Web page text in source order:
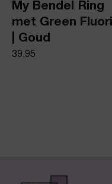
My Bendel Ring
met Green
| Goud
39,95